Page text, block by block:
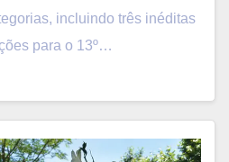
incluindo três inéditas
para o 13º…